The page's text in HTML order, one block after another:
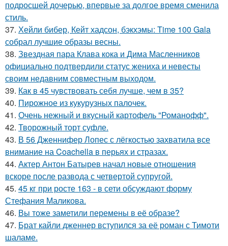
подросшей дочерью, впервые за долгое время сменила
стиль.
37. Хейли бибер, Кейт хадсон, бэкхэмы: Time 100 Gala
собрал лучшие образы весны.
38. Звездная пара Клава кока и Дима Масленников
официально подтвердили статус жениха и невесты
своим недавним совместным выходом.
39. Как в 45 чувствовать себя лучше, чем в 35?
40. Пирожное из кукурузных палочек.
41. Очень нежный и вкусный картофель "Романофф".
42. Творожный торт суфле.
43. В 56 Дженнифер Лопес с лёгкостью захватила все
внимание на Coachella в перьях и стразах.
44. Актер Антон Батырев начал новые отношения
вскоре после развода с четвертой супругой.
45. 45 кг при росте 163 - в сети обсуждают форму
Стефания Маликова.
46. Вы тоже заметили перемены в её образе?
47. Брат кайли дженнер вступился за её роман с Тимоти
шаламе.